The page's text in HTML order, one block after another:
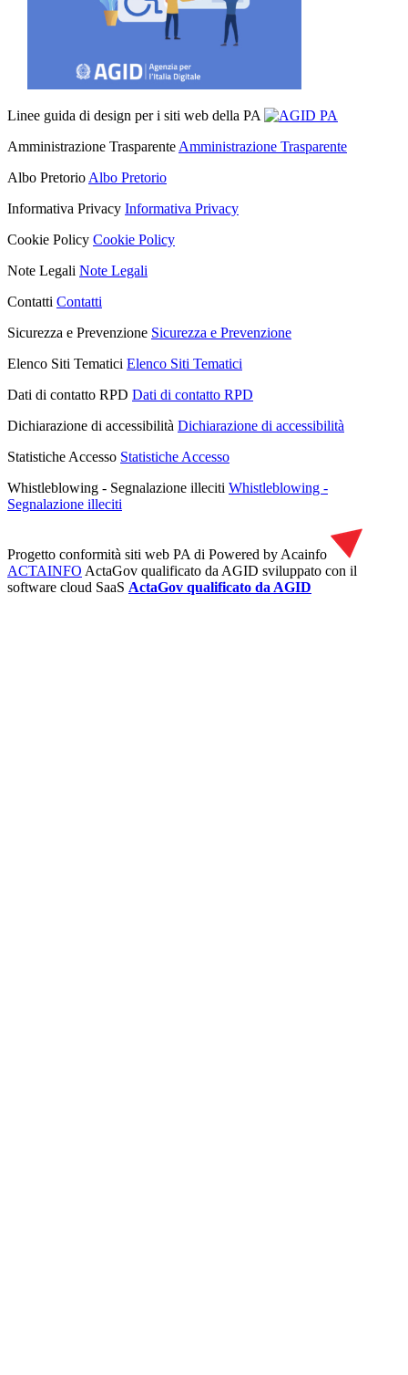
Linee guida di design per i siti web della PA
Amministrazione Trasparente Amministrazione Trasparente
Albo Pretorio Albo Pretorio
Informativa Privacy Informativa Privacy
Cookie Policy Cookie Policy
Note Legali Note Legali
Contatti Contatti
Sicurezza e Prevenzione Sicurezza e Prevenzione
Elenco Siti Tematici Elenco Siti Tematici
Dati di contatto RPD Dati di contatto RPD
Dichiarazione di accessibilità Dichiarazione di accessibilità
Statistiche Accesso Statistiche Accesso
Whistleblowing - Segnalazione illeciti Whistleblowing -
Segnalazione illeciti
Progetto conformità siti web PA di Powered by Acainfo
ACTAINFO ActaGov qualificato da AGID sviluppato con il
software cloud SaaS ActaGov qualificato da AGID